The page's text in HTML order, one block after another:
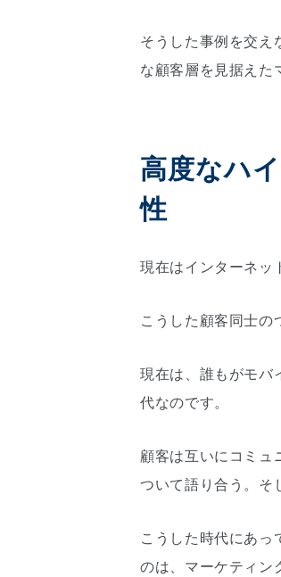
そうした事例を交え
な顧客層を見据えた
高度なハ
性
現在はインターネッ
こうした顧客同士の
現在は、誰もがモバ
代なのです。
顧客は互いにコミュ
ついて語り合う。そ
こうした時代にあっ
のは、マーケティン